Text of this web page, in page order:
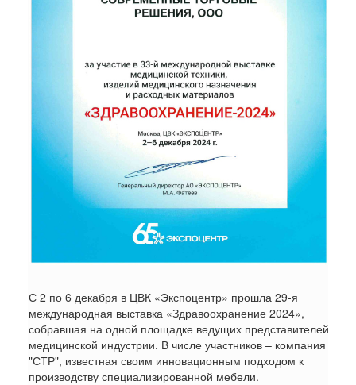
С 2 по 6 декабря в ЦВК «Экспоцентр» прошла 29-я
международная выставка «Здравоохранение 2024»,
собравшая на одной площадке ведущих представителей
медицинской индустрии. В числе участников – компания
"СТР", известная своим инновационным подходом к
производству специализированной мебели.